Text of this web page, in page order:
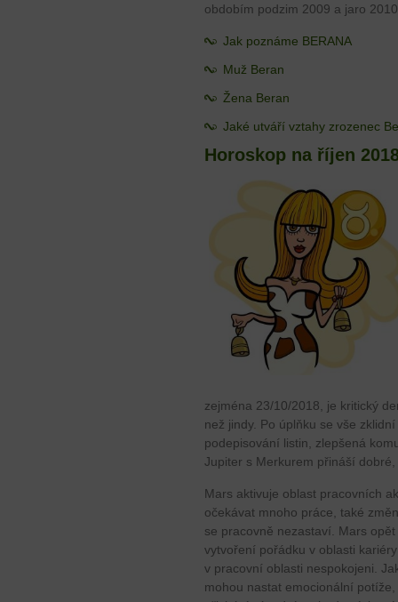
obdobím podzim 2009 a jaro
Jak poznáme BERANA
Muž Beran
Žena Beran
Jaké utváří vztahy zrozenec
Horoskop na říjen
zejména 23/10/2018, je kritický
než jindy. Po úplňku se vše
podepisování listin, zlepšená
Jupiter s Merkurem přináší
Mars aktivuje oblast pracovních
očekávat mnoho práce, také
se pracovně nezastaví. Mars
vytvoření pořádku v oblasti
v pracovní oblasti nespokojeni.
mohou nastat emocionální